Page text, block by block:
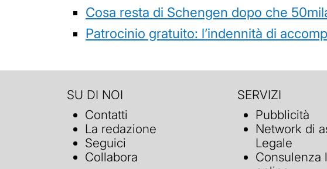
Cosa resta di Schengen dopo che
Patrocinio gratuito: l’indennità di
SU DI NOI
Contatti
La redazione
Seguici
Collabora
SERVIZI
Pubblicità
Network di
Legale
Consulenza